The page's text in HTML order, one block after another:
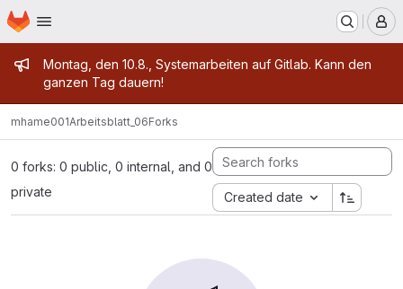
Skip to main content
Homepage
Admin message
Montag, den 10.8., Systemarbeiten auf Gitlab. Kann den
ganzen Tag dauern!
mhame001Arbeitsblatt_06Forks
0 forks: 0 public, 0 internal, and 0
private
Created date